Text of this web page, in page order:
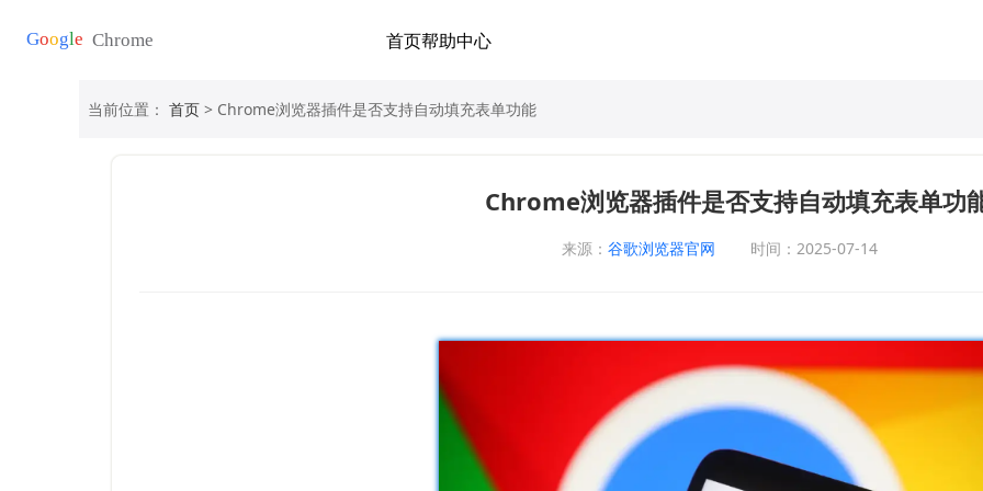
首页帮助中心
当前位置： 首页 > Chrome浏览器插件是否支持自动填充表单功能
Chrome浏览器插件是否支持自动填充表单功
来源： 谷歌浏览器官网 时间：2025-07-14